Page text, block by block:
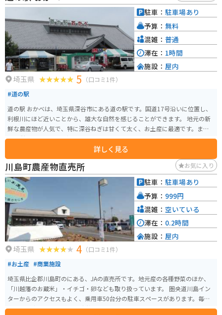
埼玉県 5 （口コミ1件）
#道の駅
道の駅 おかべは、埼玉県深谷市にある道の駅です。国道17号沿いに位置し、
利根川にほど近いことから、雄大な自然を感じることができます。 地元の新
鮮な農産物が人気で、特に深谷ねぎは甘くて太く、お土産に最適です。ま
た、併設の食堂では、深谷ねぎを使った料理や、地元産の豚肉を使った料理
など、地元グルメを堪能できます。 バイクで訪れる際には、広い駐車場があ
るので安心です。利根川沿いは、信号が少なく、景色も開けているので、ツ
ーリングにもおすすめです。道の駅周辺には、古墳などの史跡も多く、歴史
散策も楽しめます。
詳しく見る
駐車： 駐車場あり
予算： 無料
混雑： 普通
滞在： 1時間
施設： 屋内
川島町農産物直売所 お気に入り
埼玉県 4 （口コミ1件）
#お土産 #商業施設
埼玉県比企郡川島町のにある、JAの直売所です。地元産の各種野菜のほか、
「川越藩のお蔵米」・イチゴ・卵なども取り扱っています。 圏央道川島イン
ターからのアクセスもよく、乗用車50台分の駐車スペースがあります。毎週
水曜日が定休日ですが、臨時営業しているときもありますので、HPで確認す
駐車： 駐車場あり
予算： 999円
混雑： 空いている
滞在： 0.2時間
施設： 屋内